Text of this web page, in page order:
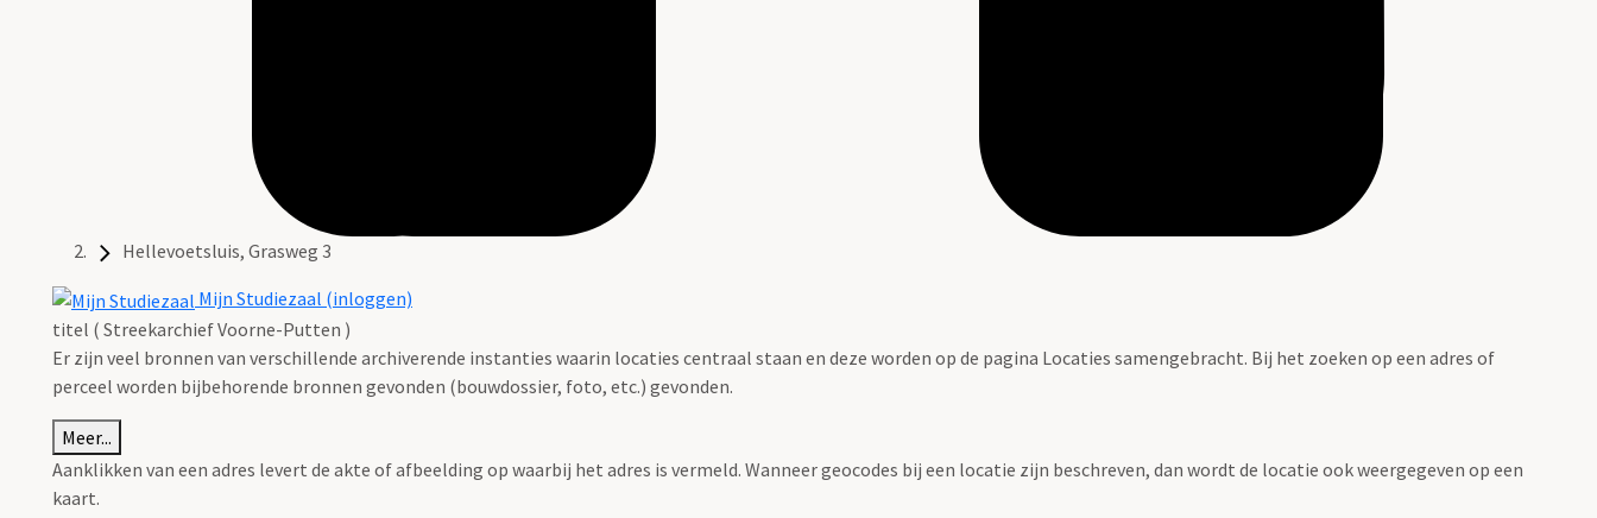
Hellevoetsluis, Grasweg 3
Mijn Studiezaal (inloggen)
titel ( Streekarchief Voorne-Putten )
Er zijn veel bronnen van verschillende archiverende instanties waarin locaties centraal staan en deze worden op de pagina Locaties samengebracht. Bij het zoeken op een adres of
perceel worden bijbehorende bronnen gevonden (bouwdossier, foto, etc.) gevonden.
Meer...
Aanklikken van een adres levert de akte of afbeelding op waarbij het adres is vermeld. Wanneer geocodes bij een locatie zijn beschreven, dan wordt de locatie ook weergegeven op een
kaart.